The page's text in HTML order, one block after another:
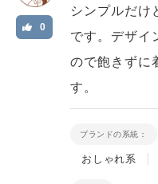
0
シンプルだけ
です。デザイ
ので飽きずに
す。
ブランドの系統：
おしゃれ系